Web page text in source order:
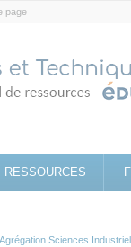
page
RESSOURCES
Agrégation Sciences